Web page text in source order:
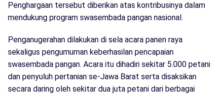
Penghargaan tersebut diberikan atas kontribusinya dalam
mendukung program swasembada pangan nasional.
Penganugerahan dilakukan di sela acara panen raya
sekaligus pengumuman keberhasilan pencapaian
swasembada pangan. Acara itu dihadiri sekitar 5.000 petani
dan penyuluh pertanian se-Jawa Barat serta disaksikan
secara daring oleh sekitar dua juta petani dari berbagai